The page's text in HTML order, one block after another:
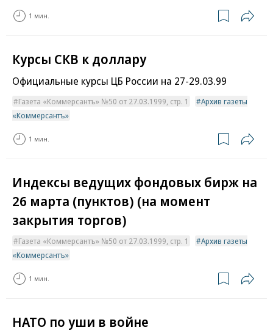
1 мин.
Курсы СКВ к доллару
Официальные курсы ЦБ России на 27-29.03.99
Газета «Коммерсантъ» №50 от 27.03.1999, стр. 1
Архив газеты
«Коммерсантъ»
1 мин.
Индексы ведущих фондовых бирж на
26 марта (пунктов) (на момент
закрытия торгов)
Газета «Коммерсантъ» №50 от 27.03.1999, стр. 1
Архив газеты
«Коммерсантъ»
1 мин.
НАТО по уши в войне